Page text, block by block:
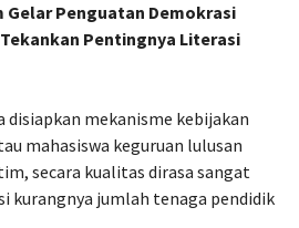
Gelar Penguatan Demokrasi
Pentingnya Literasi
disiapkan mekanisme kebijakan
mahasiswa keguruan lulusan
secara kualitas dirasa sangat
kurangnya jumlah tenaga pendidik